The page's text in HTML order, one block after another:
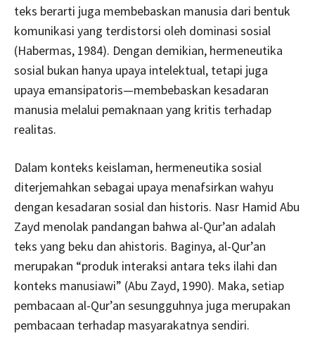
teks berarti juga membebaskan manusia dari bentuk
komunikasi yang terdistorsi oleh dominasi sosial
(Habermas, 1984). Dengan demikian, hermeneutika
sosial bukan hanya upaya intelektual, tetapi juga
upaya emansipatoris—membebaskan kesadaran
manusia melalui pemaknaan yang kritis terhadap
realitas.
Dalam konteks keislaman, hermeneutika sosial
diterjemahkan sebagai upaya menafsirkan wahyu
dengan kesadaran sosial dan historis. Nasr Hamid Abu
Zayd menolak pandangan bahwa al-Qur’an adalah
teks yang beku dan ahistoris. Baginya, al-Qur’an
merupakan “produk interaksi antara teks ilahi dan
konteks manusiawi” (Abu Zayd, 1990). Maka, setiap
pembacaan al-Qur’an sesungguhnya juga merupakan
pembacaan terhadap masyarakatnya sendiri.